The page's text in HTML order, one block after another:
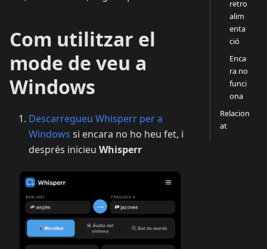
Com utilitzar el
mode de veu a
Windows
Descarregueu Whisperr per a
Windows si encara no ho heu fet, i
després inicieu Whisperr
retro
alim
enta
ció
Enca
ra no
funci
ona
Relacion
at